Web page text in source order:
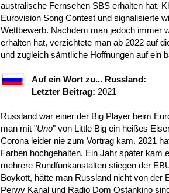
australische Fernsehen SBS erhalten hat.
Eurovision Song Contest und signalisierte
Wettbewerb. Nachdem man jedoch immer
erhalten hat, verzichtete man ab 2022 auf
und zugleich sämtliche Hoffnungen auf ein
Auf ein Wort zu... Russland:
Letzter Beitrag: 2021
Russland war einer der Big Player beim
man mit "Uno" von Little Big ein heißes
Corona leider nie zum Vortrag kam. 2021
Farben hochgehalten. Ein Jahr später kam
mehrere Rundfunkanstalten stiegen der
Boykott, hätte man Russland nicht von der
Perwy Kanal und Radio Dom Ostankino